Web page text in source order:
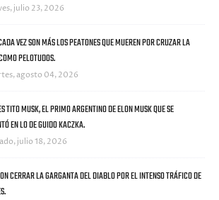
julio 23, 2026
VEZ SON MÁS LOS PEATONES QUE MUEREN POR CRUZAR LA
PELOTUDOS.
agosto 04, 2026
TITO MUSK, EL PRIMO ARGENTINO DE ELON MUSK QUE SE
EN LO DE GUIDO KACZKA.
julio 18, 2026
CERRAR LA GARGANTA DEL DIABLO POR EL INTENSO TRÁFICO DE